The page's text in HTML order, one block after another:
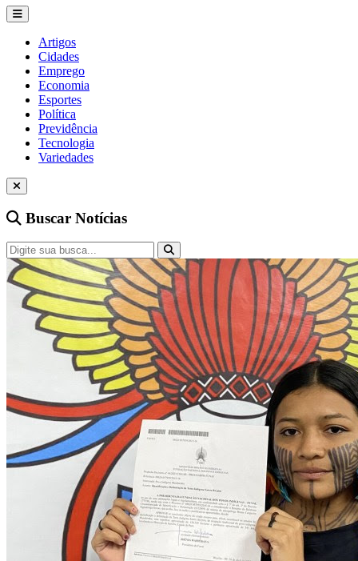
Artigos
Cidades
Emprego
Economia
Esportes
Política
Previdência
Tecnologia
Variedades
Buscar Notícias